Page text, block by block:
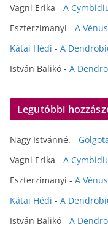
Vagni Erika - A
Eszterzimanyi - A
Kátai Hédi - A
István Balikó - A
Legutóbbi
Nagy Istvánné. -
Vagni Erika - A
Eszterzimanyi - A
Kátai Hédi - A
István Balikó - A